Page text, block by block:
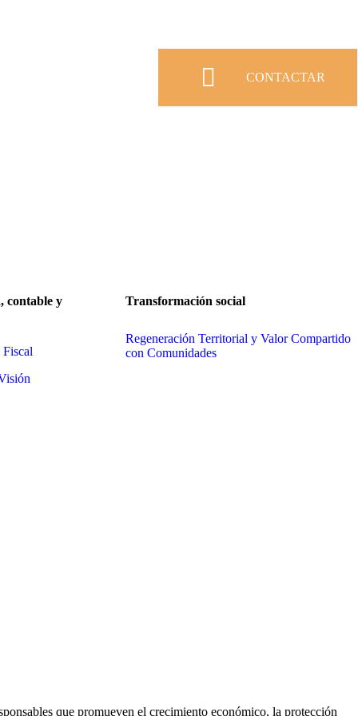
CONTACTAR
contable y
Transformación social
Regeneración Territorial y Valor Compartido
con Comunidades
que promueven el crecimiento económico, la protección